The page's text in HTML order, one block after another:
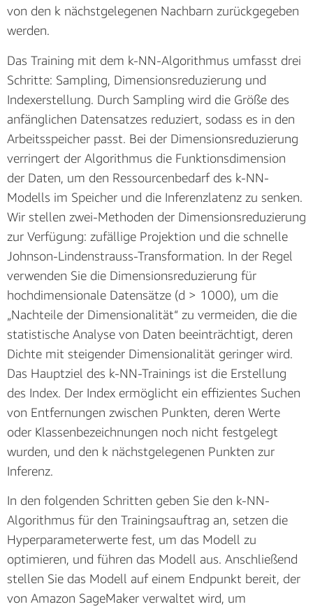
von den k nächstgelegenen Nachbarn zurückgegeben
werden.
Das Training mit dem k-NN-Algorithmus umfasst drei
Schritte: Sampling, Dimensionsreduzierung und
Indexerstellung. Durch Sampling wird die Größe des
anfänglichen Datensatzes reduziert, sodass es in den
Arbeitsspeicher passt. Bei der Dimensionsreduzierung
verringert der Algorithmus die Funktionsdimension
der Daten, um den Ressourcenbedarf des k-NN-
Modells im Speicher und die Inferenzlatenz zu senken.
Wir stellen zwei-Methoden der Dimensionsreduzierung
zur Verfügung: zufällige Projektion und die schnelle
Johnson-Lindenstrauss-Transformation. In der Regel
verwenden Sie die Dimensionsreduzierung für
hochdimensionale Datensätze (d > 1000), um die
„Nachteile der Dimensionalität“ zu vermeiden, die die
statistische Analyse von Daten beeinträchtigt, deren
Dichte mit steigender Dimensionalität geringer wird.
Das Hauptziel des k-NN-Trainings ist die Erstellung
des Index. Der Index ermöglicht ein effizientes Suchen
von Entfernungen zwischen Punkten, deren Werte
oder Klassenbezeichnungen noch nicht festgelegt
wurden, und den k nächstgelegenen Punkten zur
Inferenz.
In den folgenden Schritten geben Sie den k-NN-
Algorithmus für den Trainingsauftrag an, setzen die
Hyperparameterwerte fest, um das Modell zu
optimieren, und führen das Modell aus. Anschließend
stellen Sie das Modell auf einem Endpunkt bereit, der
von Amazon SageMaker verwaltet wird, um